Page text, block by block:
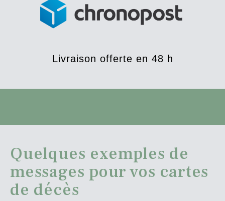
Livraison offerte en 48 h
Quelques exemples de
messages pour vos cartes
de décès